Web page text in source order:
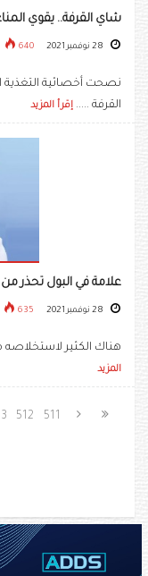
شاي القرفة.. يقوي
640
نصحت أخصائية التغذية
القرفة ..... إقرأ المزيد
علامة في البول تحذر من
635
هناك الكثير لاستخلاصه
المزيد
511
512